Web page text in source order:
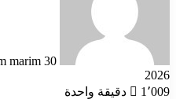
marim 30 مايو، 2026
2026
1٬009
دقيقة واحدة